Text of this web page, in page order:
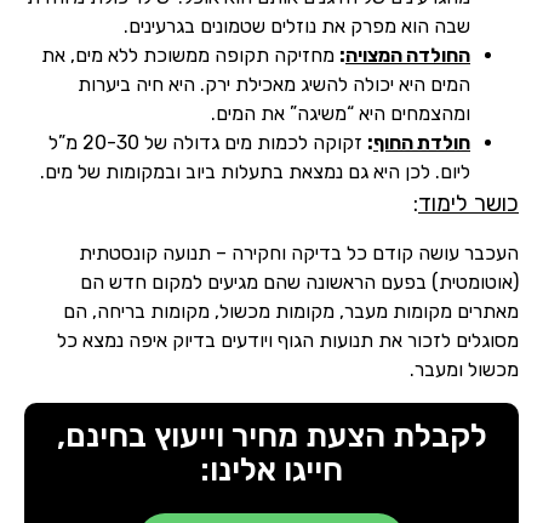
שבה הוא מפרק את נוזלים שטמונים בגרעינים.
החולדה המצויה: מחזיקה תקופה ממשוכת ללא מים, את
המים היא יכולה להשיג מאכילת ירק. היא חיה ביערות
ומהצמחים היא “משיגה” את המים.
חולדת החוף:
זקוקה לכמות מים גדולה של 20-30 מ”ל
ליום. לכן היא גם נמצאת בתעלות ביוב ובמקומות של מים.
כושר לימוד:
העכבר עושה קודם כל בדיקה וחקירה – תנועה קונסטתית
(אוטומטית) בפעם הראשונה שהם מגיעים למקום חדש הם
מאתרים מקומות מעבר, מקומות מכשול, מקומות בריחה, הם
מסוגלים לזכור את תנועות הגוף ויודעים בדיוק איפה נמצא כל
מכשול ומעבר.
לקבלת הצעת מחיר וייעוץ בחינם,
חייגו אלינו: